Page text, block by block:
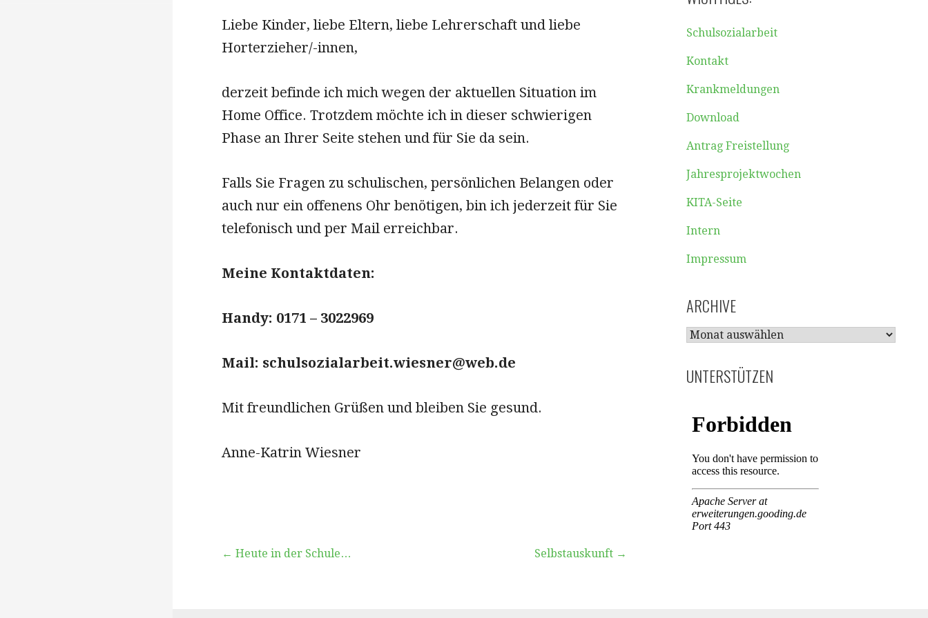
Liebe Kinder, liebe Eltern, liebe Lehrerschaft und liebe
Horterzieher/-innen,
derzeit befinde ich mich wegen der aktuellen Situation im
Home Office. Trotzdem möchte ich in dieser schwierigen
Phase an Ihrer Seite stehen und für Sie da sein.
Falls Sie Fragen zu schulischen, persönlichen Belangen oder
auch nur ein offenens Ohr benötigen, bin ich jederzeit für Sie
telefonisch und per Mail erreichbar.
Meine Kontaktdaten:
Handy: 0171 – 3022969
Mail: schulsozialarbeit.wiesner@web.de
Mit freundlichen Grüßen und bleiben Sie gesund.
Anne-Katrin Wiesner
Beitragsnavigation
← Heute in der Schule… Selbstauskunft →
Schulsozialarbeit
Kontakt
Krankmeldungen
Download
Antrag Freistellung
Jahresprojektwochen
KITA-Seite
Intern
Impressum
ARCHIVE
ARCHIVE
UNTERSTÜTZEN